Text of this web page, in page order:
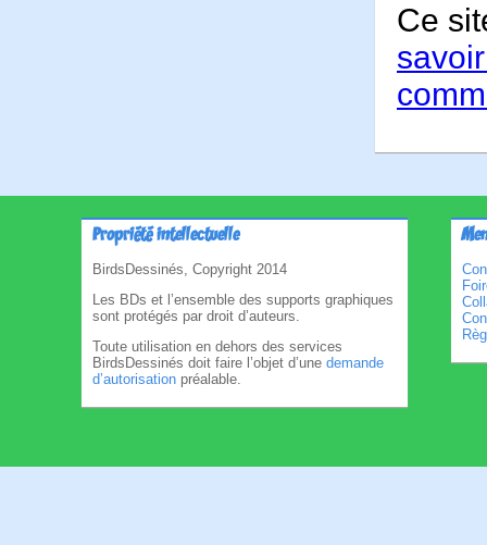
Ce
Propriété intellectuelle
BirdsDessinés, Copyright 2014
Les BDs et l’ensemble des supports graphiques
sont protégés par droit d’auteurs.
Toute utilisation en dehors des services
BirdsDessinés doit faire l’objet d’une demande
d’autorisation préalable.